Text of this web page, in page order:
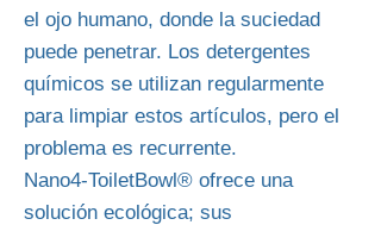
el ojo humano, donde la suciedad
puede penetrar. Los detergentes
químicos se utilizan regularmente
para limpiar estos artículos, pero el
problema es recurrente.
Nano4-ToiletBowl® ofrece una
solución ecológica; sus